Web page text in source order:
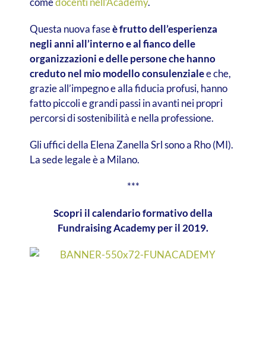
Questa nuova faseè frutto dell’esperienza
negli anni all’interno e al fianco delle
organizzazioni e delle persone che hanno
creduto nel mio modello consulenzialee che,
grazie all’impegno e alla fiducia profusi, hanno
fatto piccoli e grandi passi in avanti nei propri
percorsi di sostenibilità e nella professione.
Gli uffici della Elena Zanella Srl sono a Rho (MI).
La sede legale è a Milano.
***
Scopri il calendario formativo della
Fundraising Academy per il 2019.